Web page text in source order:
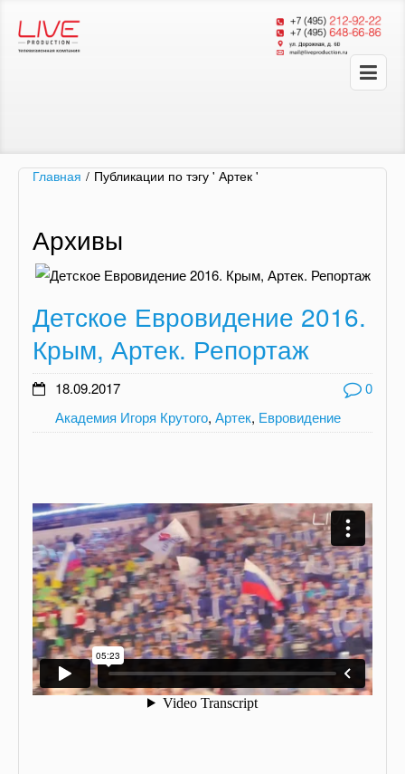
Главная / Публикации по тэгу ' Артек '
Архивы
Детское Евровидение 2016.
Крым, Артек. Репортаж
18.09.2017
0
Академия Игоря Крутого, Артек, Евровидение